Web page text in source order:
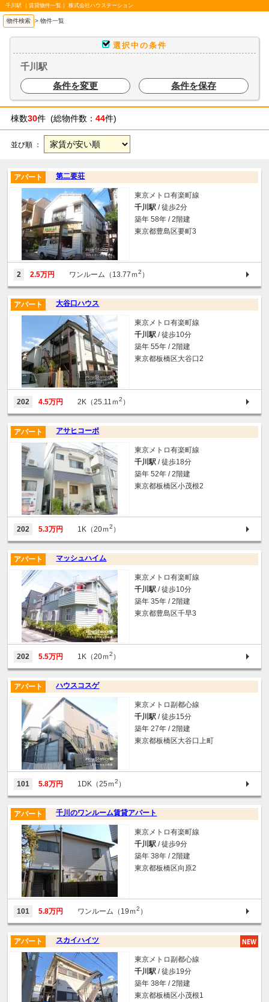
千川駅 ｜賃貸物件一覧｜ 株式会社ハウステーション
物件検索 > 物件一覧
選択中の条件
千川駅
条件を変更
条件を保存
棟数30件 (総物件数： 44件)
並び順 ：
第二要荘
アパート
東京メトロ有楽町線
千川駅 / 徒歩2分
築年 58年 / 2階建
東京都豊島区要町3
2 2.5万円 ワンルーム（13.77ｍ2 ）
大谷口ハウス
アパート
東京メトロ有楽町線
千川駅 / 徒歩10分
築年 55年 / 2階建
東京都板橋区大谷口2
202 4.5万円 2K（25.11ｍ2 ）
アサヒコーポ
アパート
東京メトロ有楽町線
千川駅 / 徒歩18分
築年 52年 / 2階建
東京都板橋区小茂根2
202 5.3万円 1K（20ｍ2 ）
マッシュハイム
アパート
東京メトロ有楽町線
千川駅 / 徒歩10分
築年 35年 / 2階建
東京都豊島区千早3
202 5.5万円 1K（20ｍ2 ）
ハウスコスゲ
アパート
東京メトロ副都心線
千川駅 / 徒歩15分
築年 27年 / 2階建
東京都板橋区大谷口上町
101 5.8万円 1DK（25ｍ2 ）
千川のワンルーム賃貸アパート
アパート
東京メトロ有楽町線
千川駅 / 徒歩9分
築年 38年 / 2階建
東京都板橋区向原2
101 5.8万円 ワンルーム（19ｍ2 ）
スカイハイツ
アパート
東京メトロ副都心線
千川駅 / 徒歩19分
築年 38年 / 2階建
東京都板橋区小茂根1